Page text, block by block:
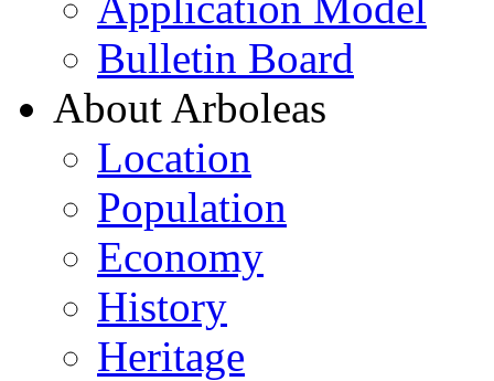
Bulletin Board
About Arboleas
Location
Population
Economy
History
Heritage